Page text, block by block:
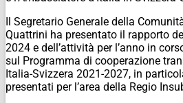
Il Segretario Generale della
Quattrini ha presentato il rapporto
2024 e dell’attività per l’anno in
sul Programma di cooperazione
Italia-Svizzera 2021-2027, in
presentati per l’area della Regio